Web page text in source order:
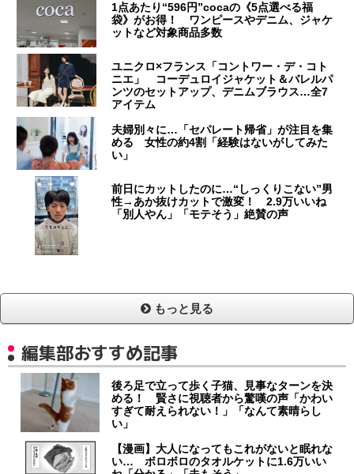
1点あたり“596円”cocaの《5点選べる福
袋》がお得！ ワンピースやデニム、ジャケ
ットなど対象商品多数
ユニクロ×フランス「コントワー・デ・コト
ニエ」 コーデュロイジャケット＆バレルパ
ンツのセットアップ、デニムブラウス…全7
アイテム
夫婦別々に…「セパレート帰省」が注目を集
める 女性の約4割「経験はないがしてみた
い」
前日にカットしたのに…“しっくりこない”男
性→あか抜けカットで激変！ 2.9万いいね
「別人やん」「モテそう」絶賛の声
もっと見る
編集部おすすめ記事
後ろ足で立って歩く子猫、見事なターンを決
める！ 賢さに視聴者から驚嘆の声「かわい
すぎて耐えられない！」「なんて素晴らし
い」
【漫画】大人になってもこれがないと眠れな
い… ボロボロのタオルケットに1.6万いい